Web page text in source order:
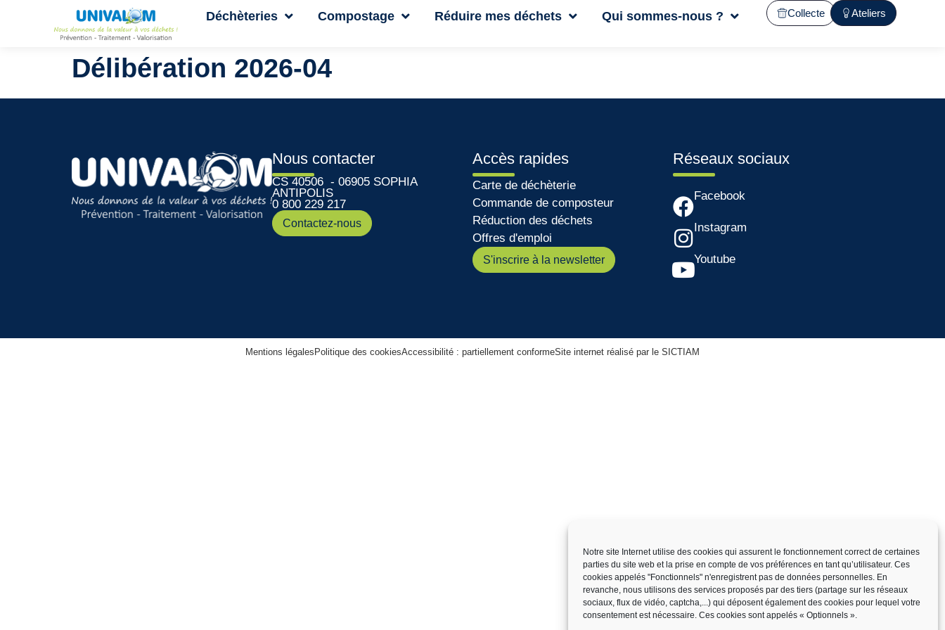
Notre site Internet utilise des cookies qui assurent le fonctionnement correct de certaines
parties du site web et la prise en compte de vos préférences en tant qu’utilisateur. Ces
cookies appelés "Fonctionnels" n'enregistrent pas de données personnelles. En
revanche, nous utilisons des services proposés par des tiers (partage sur les réseaux
sociaux, flux de vidéo, captcha,...) qui déposent également des cookies pour lequel votre
consentement est nécessaire. Ces cookies sont appelés « Optionnels ».
Déchèteries Compostage Réduire mes déchets Qui sommes-nous ? Collecte Ateliers
Délibération 2026-04
Nous contacter
CS 40506 - 06905 SOPHIA
ANTIPOLIS
0 800 229 217
Contactez-nous
Accès rapides
Carte de déchèterie
Commande de composteur
Réduction des déchets
Offres d'emploi
S'inscrire à la newsletter
Réseaux sociaux
Facebook
Instagram
Youtube
Mentions légales Politique des cookiesAccessibilité : partiellement conformeSite internet réalisé par le SICTIAM